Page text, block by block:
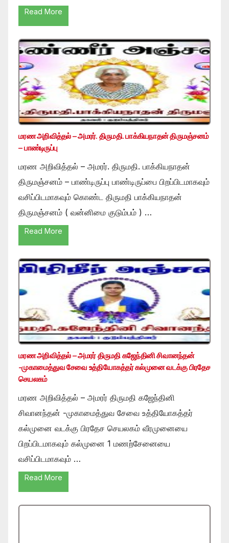
Read More
மரண அறிவித்தல் – அமரர். திருமதி. பாக்கியநாதன் திருமஞ்சனம்
– பாண்டிருப்பு
மரண அறிவித்தல் – அமரர். திருமதி. பாக்கியநாதன்
திருமஞ்சனம் – பாண்டிருப்பு பாண்டிருப்பை பிறப்பிடமாகவும்
வசிப்பிடமாகவும் கொண்ட திருமதி பாக்கியநாதன்
திருமஞ்சனம் ( வன்னிமை குடும்பம் ) …
Read More
மரண அறிவித்தல் – அமரர் திருமதி கஜேந்தினி சிவானந்தன்
-முகாமைத்துவ சேவை உத்தியோகத்தர் கல்முனை வடக்கு பிரதேச
செயலகம்
மரண அறிவித்தல் – அமரர் திருமதி கஜேந்தினி
சிவானந்தன் -முகாமைத்துவ சேவை உத்தியோகத்தர்
கல்முனை வடக்கு பிரதேச செயலகம் வீரமுனையை
பிறப்பிடமாகவும் கல்முனை 1 மணற்சேனையை
வசிப்பிடமாகவும் …
Read More